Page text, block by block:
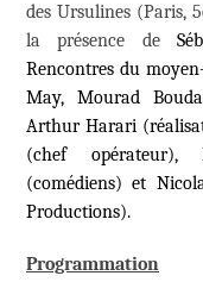
des Ursulines (Paris,
la présence de
Rencontres du
May, Mourad
Arthur Harari
(chef opérateur),
(comédiens) et
Productions).
Programmation